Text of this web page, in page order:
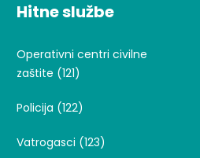
Hitne službe
Operativni centri civilne
zaštite (121)
Policija (122)
Vatrogasci (123)